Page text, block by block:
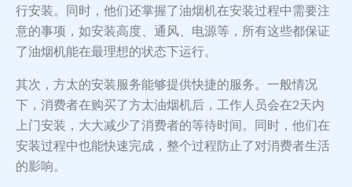
行安装。同时，他们还掌握了油烟机在安装过程中需要注
意的事项，如安装高度、通风、电源等，所有这些都保证
了油烟机能在最理想的状态下运行。
其次，方太的安装服务能够提供快捷的服务。一般情况
下，消费者在购买了方太油烟机后，工作人员会在2天内
上门安装，大大减少了消费者的等待时间。同时，他们在
安装过程中也能快速完成，整个过程防止了对消费者生活
的影响。